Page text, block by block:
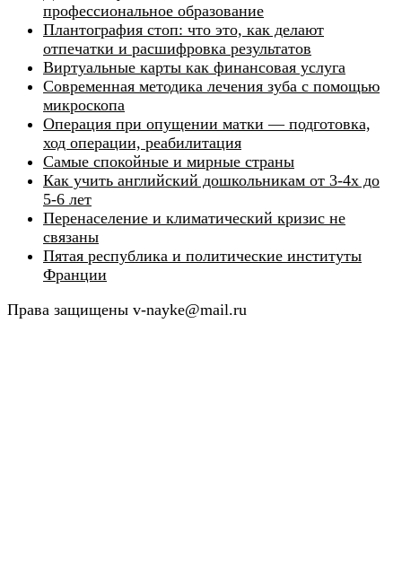
профессиональное образование
Плантография стоп: что это, как делают
отпечатки и расшифровка результатов
Виртуальные карты как финансовая услуга
Современная методика лечения зуба с помощью
микроскопа
Операция при опущении матки — подготовка,
ход операции, реабилитация
Самые спокойные и мирные страны
Как учить английский дошкольникам от 3-4х до
5-6 лет
Перенаселение и климатический кризис не
связаны
Пятая республика и политические институты
Франции
Права защищены v-nayke@mail.ru